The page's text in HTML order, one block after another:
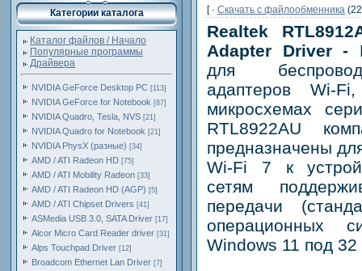
Категории каталога
Каталог файлов / Начало
Популярные программы
Драйвера
NVIDIA GeForce Desktop PC [113]
NVIDIA GeForce for Notebook [87]
NVIDIA Quadro, Tesla, NVS [21]
NVIDIA Quadro for Notebook [21]
NVIDIA PhysX (разные) [34]
AMD / ATI Radeon HD [75]
AMD / ATI Mobility Radeon [33]
AMD / ATI Radeon HD (AGP) [5]
AMD / ATI Chipset Drivers [41]
ASMedia USB 3.0, SATA Driver [17]
Alcor Micro Card Reader driver [31]
Alps Touchpad Driver [12]
Broadcom Ethernet Lan Driver [7]
[ · Скачать c файлообменника
Realtek
Adapter Driver -
для
адаптеров Wi-
микросхемах
RTL8922AU
предназначены
Wi-Fi 7 к
сетям
передачи
операционных
Windows 11 под 32